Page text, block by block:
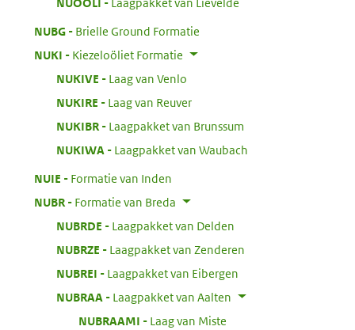
NUBG:
Brielle Ground Formatie
NUKI
Kiezeloöliet Formatie
NUKIVE
Laag van Venlo
NUKIRE
Laag van Reuver
NUKIBR:
Laagpakket van Brunssum
NUKIWA
Laagpakket van Waubach
NUIE
Formatie van Inden
NUBR:
Formatie van Breda
NUBRDE
Laagpakket van Delden
NUBRZE
Laagpakket van Zenderen
NUBREI
Laagpakket van Eibergen
NUBRAA
Laagpakket van Aalten
NUBRAAMI
Laag van Miste